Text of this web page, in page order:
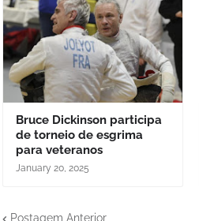
Bruce Dickinson participa
de torneio de esgrima
para veteranos
January 20, 2025
Postagem Anterior